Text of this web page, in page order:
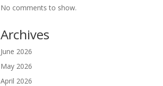
No comments to show.
Archives
June 2026
May 2026
April 2026